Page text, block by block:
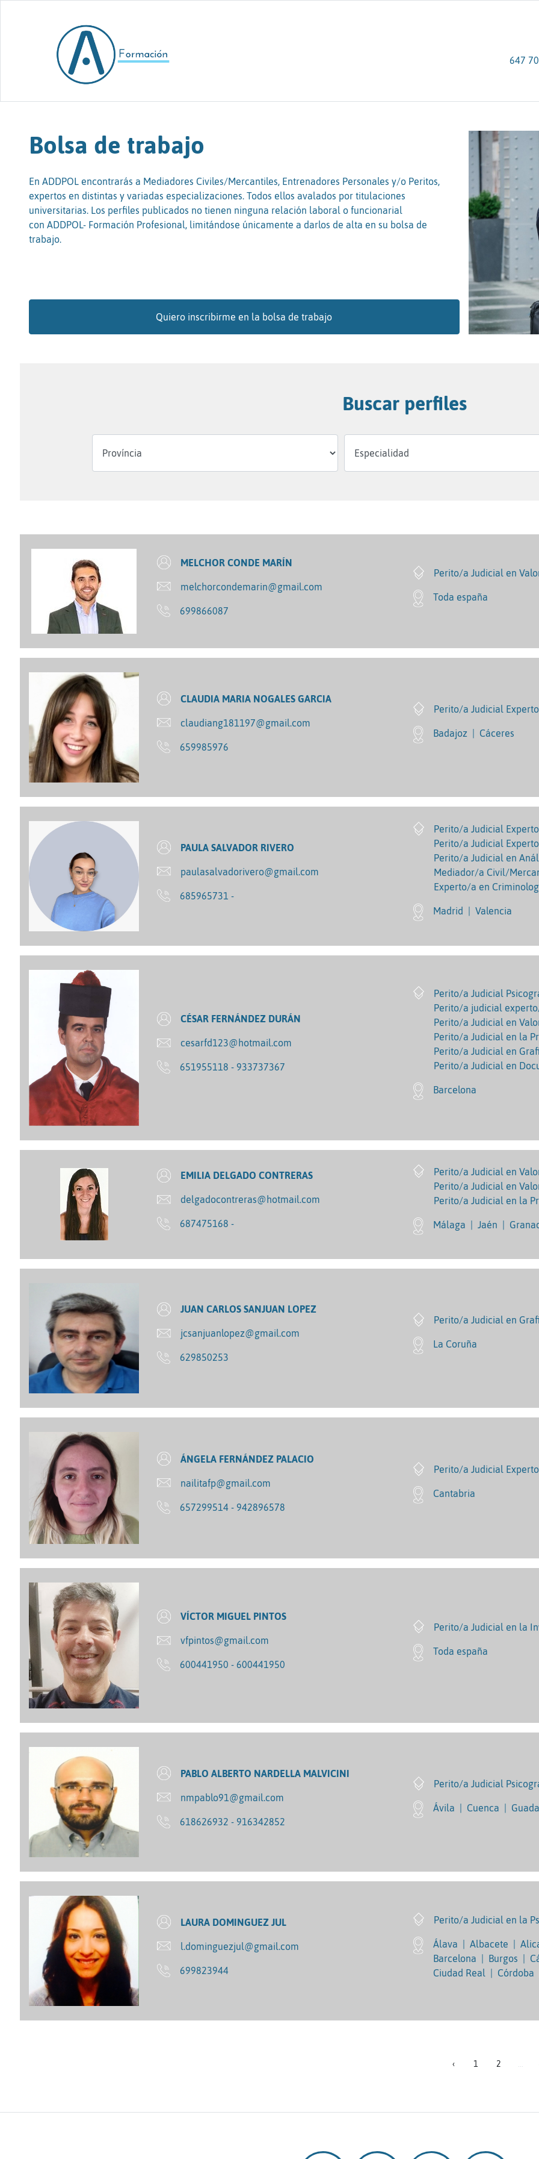
647
Bolsa de trabajo
En ADDPOL encontrarás a Mediadores Civiles/Mercantiles, Entrenadores Personales y/o Peritos,
expertos en distintas y variadas especializaciones. Todos ellos avalados por titulaciones
universitarias. Los perfiles publicados no tienen ninguna relación laboral o funcionarial
con ADDPOL- Formación Profesional, limitándose únicamente a darlos de alta en su bolsa de
trabajo.
Quiero inscribirme en la bolsa de trabajo
Buscar perfiles
MELCHOR CONDE MARÍN
melchorcondemarin@gmail.com
699866087
Perito/a Judicial en
Toda españa
CLAUDIA MARIA NOGALES GARCIA
claudiang181197@gmail.com
659985976
Perito/a Judicial
Badajoz Cáceres
PAULA SALVADOR RIVERO
paulasalvadorivero@gmail.com
685965731 -
Perito/a Judicial
Perito/a Judicial
Perito/a Judicial en
Mediador/a Civil/
Experto/a en
Madrid Valencia
CÉSAR FERNÁNDEZ DURÁN
cesarfd123@hotmail.com
651955118 - 933737367
Perito/a Judicial
Perito/a judicial
Perito/a Judicial en
Perito/a Judicial en la
Perito/a Judicial en
Perito/a Judicial en
Barcelona
EMILIA DELGADO CONTRERAS
delgadocontreras@hotmail.com
687475168 -
Perito/a Judicial en
Perito/a Judicial en
Perito/a Judicial en la
Málaga Jaén
JUAN CARLOS SANJUAN LOPEZ
jcsanjuanlopez@gmail.com
629850253
Perito/a Judicial en
La Coruña
ÁNGELA FERNÁNDEZ PALACIO
nailitafp@gmail.com
657299514 - 942896578
Perito/a Judicial
Cantabria
VÍCTOR MIGUEL PINTOS
vfpintos@gmail.com
600441950 - 600441950
Perito/a Judicial en la
Toda españa
PABLO ALBERTO NARDELLA MALVICINI
nmpablo91@gmail.com
618626932 - 916342852
Perito/a Judicial
Ávila Cuenca
LAURA DOMINGUEZ JUL
l.dominguezjul@gmail.com
699823944
Perito/a Judicial en la
Álava Albacete
Barcelona
Burgos
Ciudad Real
Córdoba
‹ 1 2